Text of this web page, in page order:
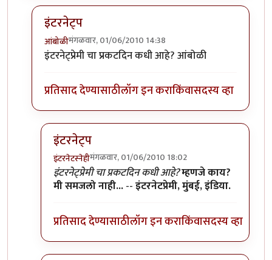
इंटरनेट्प
आंबोळीमंगळवार, 01/06/2010 14:38
In reply toअप्रतिम -- इbyइंटरनेटस्नेही
इंटरनेट्प्रेमी चा प्रकटदिन कधी आहे? आंबोळी
प्रतिसाद देण्यासाठीलॉग इन कराकिंवासदस्य व्हा
इंटरनेट्प
इंटरनेटस्नेहीमंगळवार, 01/06/2010 18:02
In reply toइंटरनेट्पbyआंबोळी
इंटरनेट्प्रेमी चा प्रकटदिन कधी आहे?म्हणजे काय?
मी समजलो नाही...--इंटरनेटप्रेमी, मुंबई, इंडिया.
प्रतिसाद देण्यासाठीलॉग इन कराकिंवासदस्य व्हा